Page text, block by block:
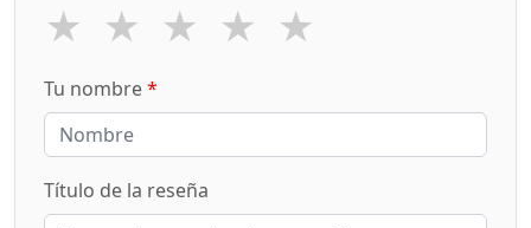
★ ★ ★ ★ ★
Tu nombre*
Título de la reseña